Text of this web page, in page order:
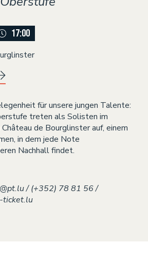
17:00
für unsere jungen Talente:
treten als Solisten im
de Bourglinster auf, einem
in dem jede Note
Nachhall findet.
/ (+352) 78 81 56 /
ticket.lu